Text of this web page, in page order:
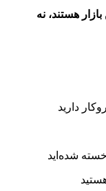
هستند، نه
دارید
شده‌اید